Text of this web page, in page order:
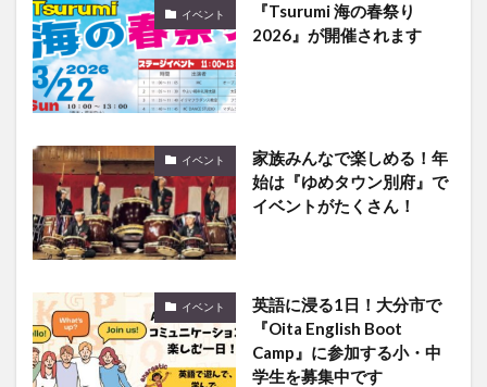
イベント
『Tsurumi 海の春祭り
2026』が開催されます
イベント
家族みんなで楽しめる！年
始は『ゆめタウン別府』で
イベントがたくさん！
イベント
英語に浸る1日！大分市で
『Oita English Boot
Camp』に参加する小・中
学生を募集中です